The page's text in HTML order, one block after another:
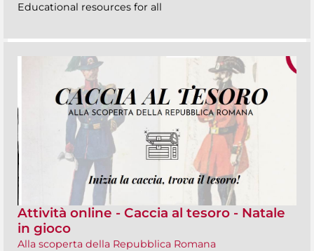
Educational resources for all
Attività online - Caccia al tesoro - Natale
in gioco
Alla scoperta della Repubblica Romana